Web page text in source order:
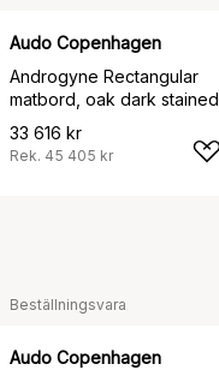
Audo Copenhagen
Androgyne Rectangular
matbord, oak dark stained,
210x109 cm
33 616 kr
Rek. 45 405 kr
Beställningsvara
Audo Copenhagen